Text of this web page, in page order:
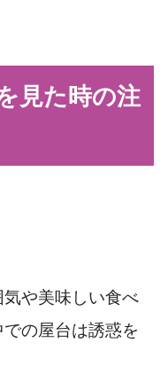
見た時の注
や美味しい食べ
の屋台は誘惑を